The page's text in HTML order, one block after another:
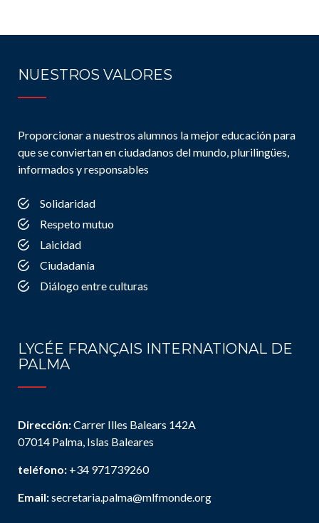
NUESTROS VALORES
Proporcionar a nuestros alumnos la mejor educación para
que se conviertan en ciudadanos del mundo, plurilingües,
informados y responsables
Solidaridad
Respeto mutuo
Laicidad
Ciudadanía
Diálogo entre culturas
LYCÉE FRANÇAIS INTERNATIONAL DE
PALMA
Dirección:Carrer Illes Balears 142A
07014 Palma, Islas Baleares
teléfono: +34 971739260
Email:secretaria.palma@mlfmonde.org